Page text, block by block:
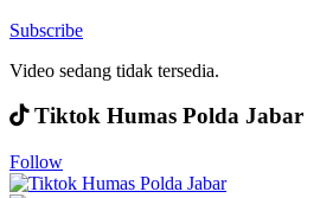
Subscribe
Video sedang tidak tersedia.
Tiktok Humas Polda Jabar
Follow